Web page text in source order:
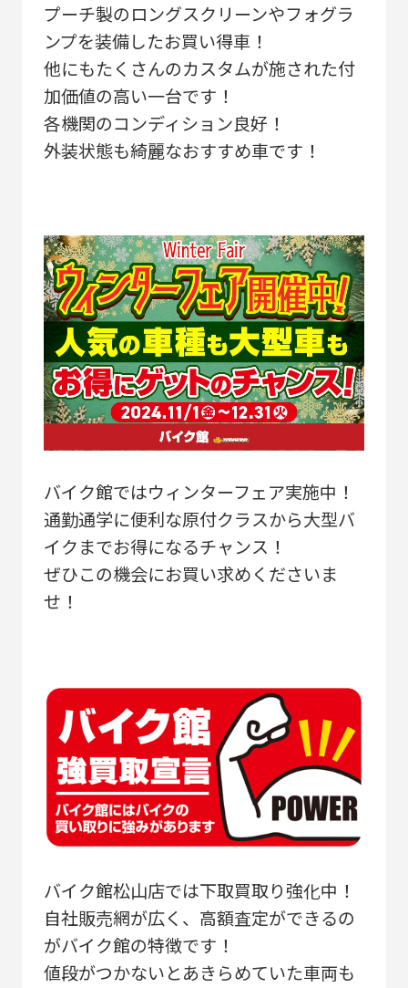
プーチ製のロングスクリーンやフォグラ
ンプを装備したお買い得車！
他にもたくさんのカスタムが施された付
加価値の高い一台です！
各機関のコンディション良好！
外装状態も綺麗なおすすめ車です！
バイク館ではウィンターフェア実施中！
通勤通学に便利な原付クラスから大型バ
イクまでお得になるチャンス！
ぜひこの機会にお買い求めくださいま
せ！
バイク館松山店では下取買取り強化中！
自社販売網が広く、高額査定ができるの
がバイク館の特徴です！
値段がつかないとあきらめていた車両も